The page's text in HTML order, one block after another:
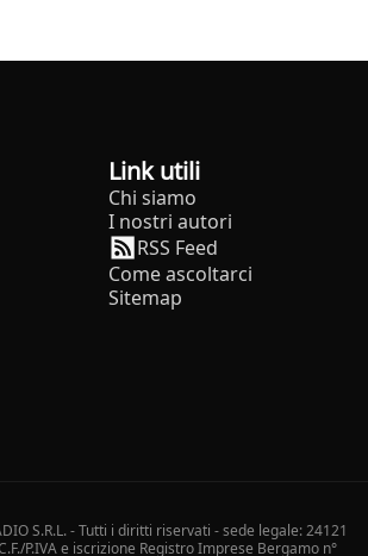
Link utili
Chi siamo
I nostri autori
RSS Feed
Come ascoltarci
Sitemap
S.R.L. - Tutti i diritti riservati - sede legale: 24121
P.IVA e iscrizione Registro Imprese Bergamo n°